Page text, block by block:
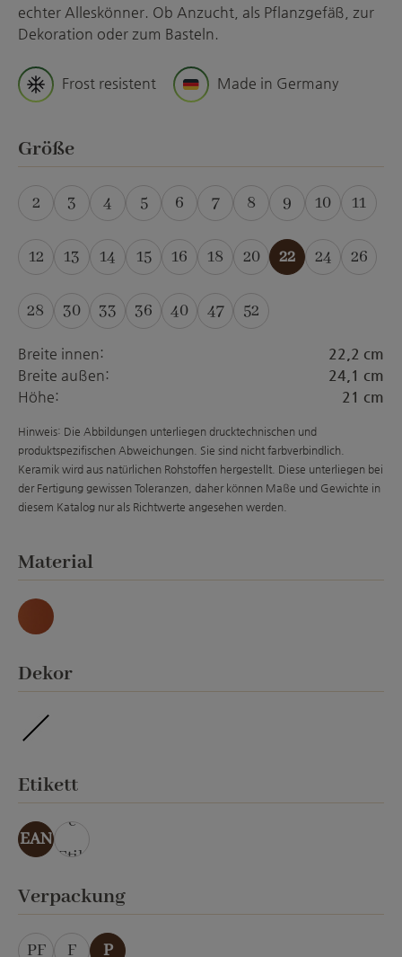
echter Alleskönner. Ob Anzucht, als Pflanzgefäß, zur
Dekoration oder zum Basteln.
Frost resistent Made in Germany
Größeauswählen
2
(Diese Option ist zurzeit nicht verfügbar.)
3
(Diese Option ist zurzeit nicht verfügbar.)
4
(Diese Option ist zurzeit nicht
5
(Diese Option ist zurzeit nicht
6
(Diese Option ist zurzeit
7
(Diese Option ist
8 9 10 11
12 13 14 15 16 18 20 22 24 26
28 30 33 36 40 47 52
(Diese Option ist
Breite innen:
22,2 cm
Breite außen:
24,1 cm
Höhe:
21 cm
Hinweis: Die Abbildungen unterliegen drucktechnischen und
produktspezifischen Abweichungen. Sie sind nicht farbverbindlich.
Keramik wird aus natürlichen Rohstoffen hergestellt. Diese unterliegen bei
der Fertigung gewissen Toleranzen, daher können Maße und Gewichte in
diesem Katalog nur als Richtwerte angesehen werden.
Materialauswählen
Natur
Dekorauswählen
Etikettauswählen
EAN
ohn
e
Etik
ett
Verpackungauswählen
PF F P